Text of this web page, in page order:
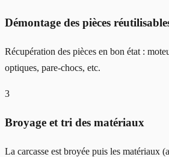
Démontage des pièces
Récupération des pièces en bon état :
optiques, pare-chocs, etc.
3
Broyage et tri des matériaux
La carcasse est broyée puis les matériaux